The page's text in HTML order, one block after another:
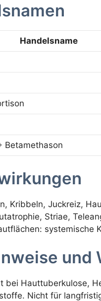
Handelsname
Betamethason
Kribbeln, Juckreiz,
Striae,
systemische
und
bei Hauttuberkulose,
Nicht für